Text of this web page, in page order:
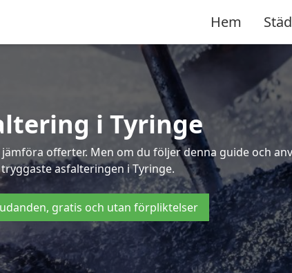
Hem
i Tyringe
offerter. Men om du följer denna guide och
asfalteringen i Tyringe.
gratis och utan förpliktelser